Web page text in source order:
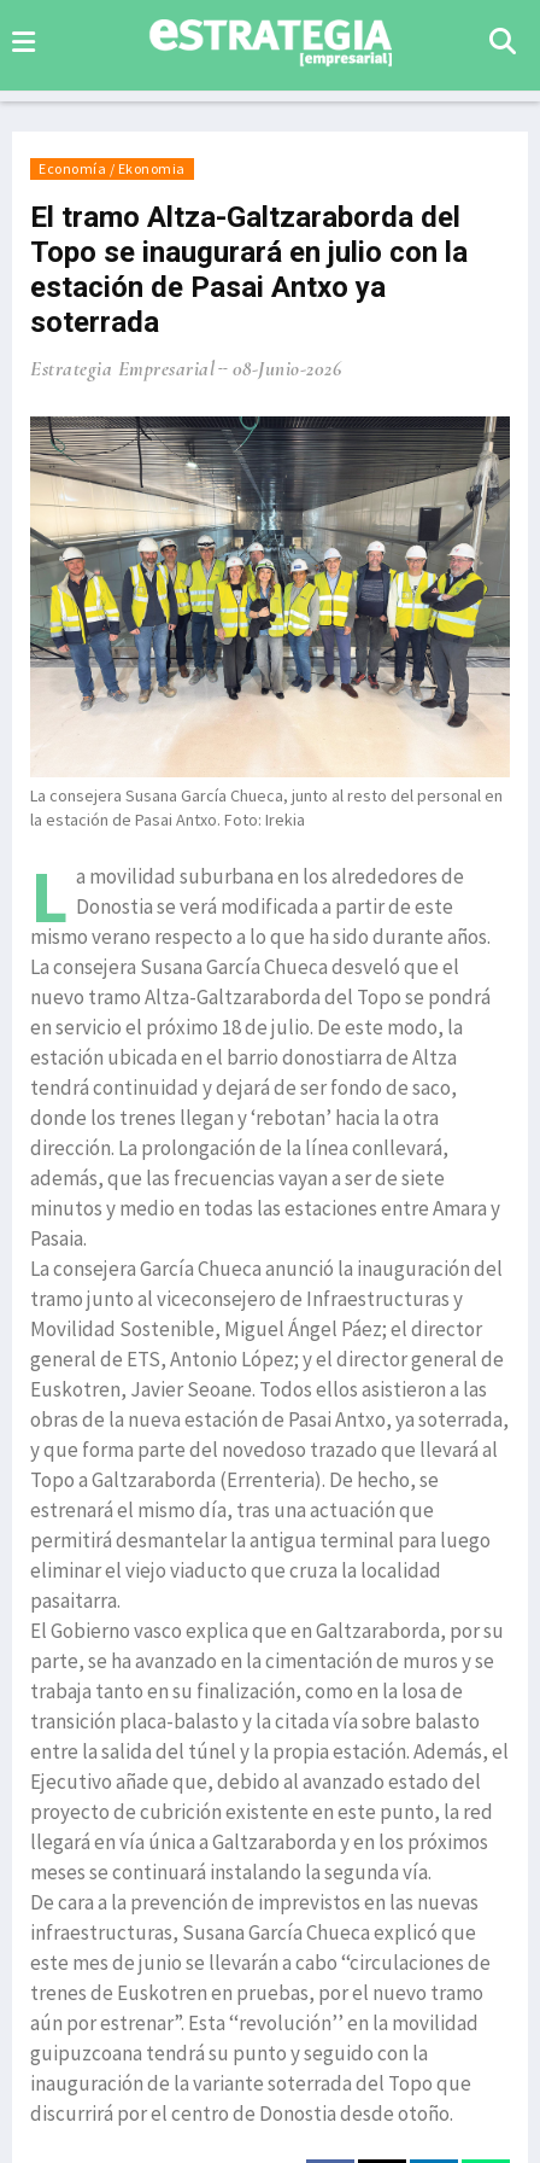
Economía / Ekonomia
El tramo Altza-Galtzaraborda del
Topo se inaugurará en julio con la
estación de Pasai Antxo ya
soterrada
Estrategia Empresarial 08-Junio-2026
La consejera Susana García Chueca, junto al resto del personal en
la estación de Pasai Antxo. Foto: Irekia
L a movilidad suburbana en los alrededores de
Donostia se verá modificada a partir de este
mismo verano respecto a lo que ha sido durante años.
La consejera Susana García Chueca desveló que el
nuevo tramo Altza-Galtzaraborda del Topo se pondrá
en servicio el próximo 18 de julio. De este modo, la
estación ubicada en el barrio donostiarra de Altza
tendrá continuidad y dejará de ser fondo de saco,
donde los trenes llegan y ‘rebotan’ hacia la otra
dirección. La prolongación de la línea conllevará,
además, que las frecuencias vayan a ser de siete
minutos y medio en todas las estaciones entre Amara y
Pasaia.
La consejera García Chueca anunció la inauguración del
tramo junto al viceconsejero de Infraestructuras y
Movilidad Sostenible, Miguel Ángel Páez; el director
general de ETS, Antonio López; y el director general de
Euskotren, Javier Seoane. Todos ellos asistieron a las
obras de la nueva estación de Pasai Antxo, ya soterrada,
y que forma parte del novedoso trazado que llevará al
Topo a Galtzaraborda (Errenteria). De hecho, se
estrenará el mismo día, tras una actuación que
permitirá desmantelar la antigua terminal para luego
eliminar el viejo viaducto que cruza la localidad
pasaitarra.
El Gobierno vasco explica que en Galtzaraborda, por su
parte, se ha avanzado en la cimentación de muros y se
trabaja tanto en su finalización, como en la losa de
transición placa-balasto y la citada vía sobre balasto
entre la salida del túnel y la propia estación. Además, el
Ejecutivo añade que, debido al avanzado estado del
proyecto de cubrición existente en este punto, la red
llegará en vía única a Galtzaraborda y en los próximos
meses se continuará instalando la segunda vía.
De cara a la prevención de imprevistos en las nuevas
infraestructuras, Susana García Chueca explicó que
este mes de junio se llevarán a cabo ‘‘circulaciones de
trenes de Euskotren en pruebas, por el nuevo tramo
aún por estrenar”. Esta ‘‘revolución’’ en la movilidad
guipuzcoana tendrá su punto y seguido con la
inauguración de la variante soterrada del Topo que
discurrirá por el centro de Donostia desde otoño.